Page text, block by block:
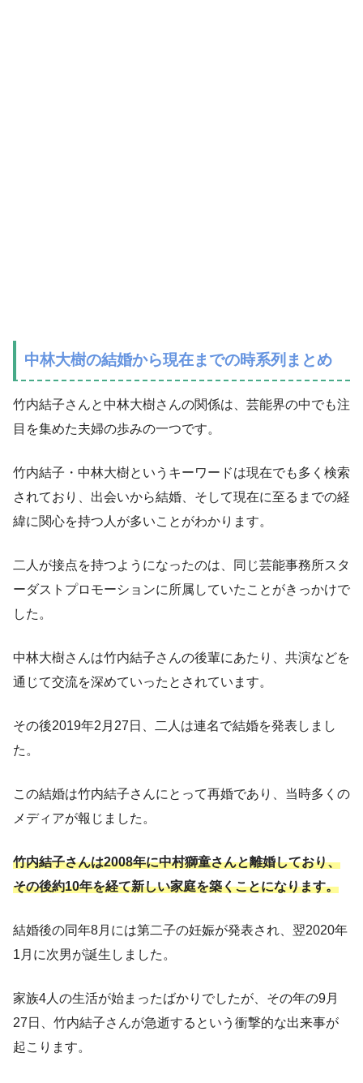
中林大樹の結婚から現在までの時系列まとめ
竹内結子さんと中林大樹さんの関係は、芸能界の中でも注
目を集めた夫婦の歩みの一つです。
竹内結子・中林大樹というキーワードは現在でも多く検索
されており、出会いから結婚、そして現在に至るまでの経
緯に関心を持つ人が多いことがわかります。
二人が接点を持つようになったのは、同じ芸能事務所スタ
ーダストプロモーションに所属していたことがきっかけで
した。
中林大樹さんは竹内結子さんの後輩にあたり、共演などを
通じて交流を深めていったとされています。
その後2019年2月27日、二人は連名で結婚を発表しまし
た。
この結婚は竹内結子さんにとって再婚であり、当時多くの
メディアが報じました。
竹内結子さんは2008年に中村獅童さんと離婚しており、
その後約10年を経て新しい家庭を築くことになります。
結婚後の同年8月には第二子の妊娠が発表され、翌2020年
1月に次男が誕生しました。
家族4人の生活が始まったばかりでしたが、その年の9月
27日、竹内結子さんが急逝するという衝撃的な出来事が
起こります。